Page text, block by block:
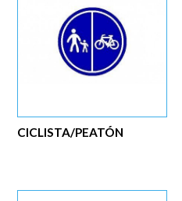
CICLISTA/PEATÓN